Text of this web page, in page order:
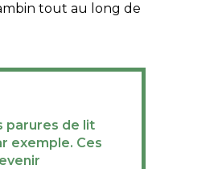
tout au long de
parures de lit
exemple. Ces